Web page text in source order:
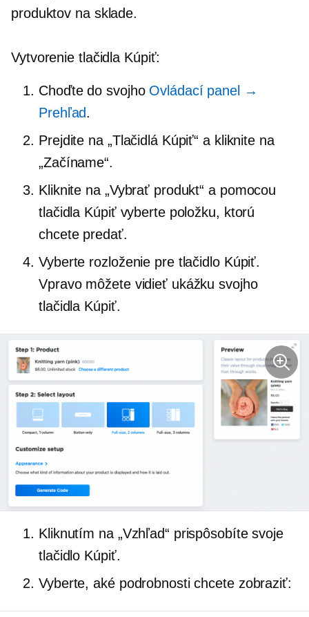
produktov na sklade.
Vytvorenie tlačidla Kúpiť:
Choďte do svojho Ovládací panel →
Prehľad.
Prejdite na „Tlačidlá Kúpiť“ a kliknite na
„Začíname“.
Kliknite na „Vybrať produkt“ a pomocou
tlačidla Kúpiť vyberte položku, ktorú
chcete predať.
Vyberte rozloženie pre tlačidlo Kúpiť.
Vpravo môžete vidieť ukážku svojho
tlačidla Kúpiť.
Kliknutím na „Vzhľad“ prispôsobíte svoje
tlačidlo Kúpiť.
Vyberte, aké podrobnosti chcete zobraziť: